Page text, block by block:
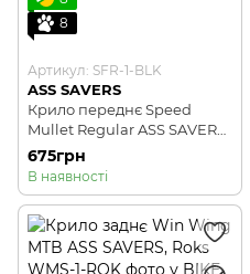
8
Артикул: SFR-1-BLK
ASS SAVERS
Крило переднє Speed
Mullet Regular ASS SAVERS,
Black
675грн
В наявності